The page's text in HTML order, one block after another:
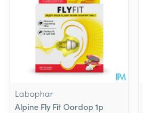
Labophar
Alpine Fly Fit Oordop 1p